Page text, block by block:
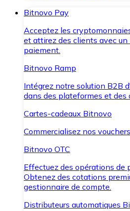
Bitnovo Pay
Acceptez les
et attirez des clients avec un
paiement.
Bitnovo Ramp
Intégrez notre solution B2B
dans des plateformes et des
Cartes-cadeaux Bitnovo
Commercialisez nos
Bitnovo OTC
Effectuez des opérations de
Obtenez des cotations
gestionnaire de compte.
Distributeurs automatiques